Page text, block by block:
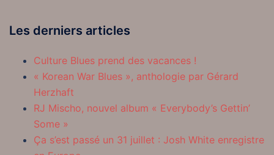
Les derniers articles
Culture Blues prend des vacances !
« Korean War Blues », anthologie par Gérard
Herzhaft
RJ Mischo, nouvel album « Everybody’s Gettin’
Some »
Ça s’est passé un 31 juillet : Josh White enregistre